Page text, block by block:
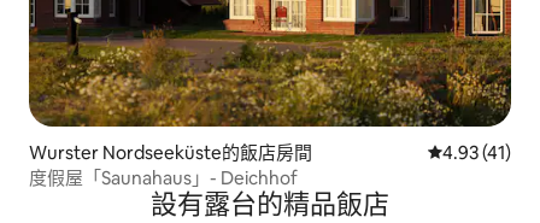
Wurster Nordseeküste的飯店房間 從 41 則評價
4.93 (41)
度假屋「Saunahaus」- Deichhof
設有露台的精品飯店